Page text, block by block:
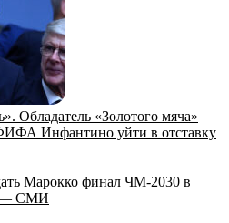
Обладатель «Золотого мяча»
Инфантино уйти в отставку
Марокко финал ЧМ‑2030 в
— СМИ